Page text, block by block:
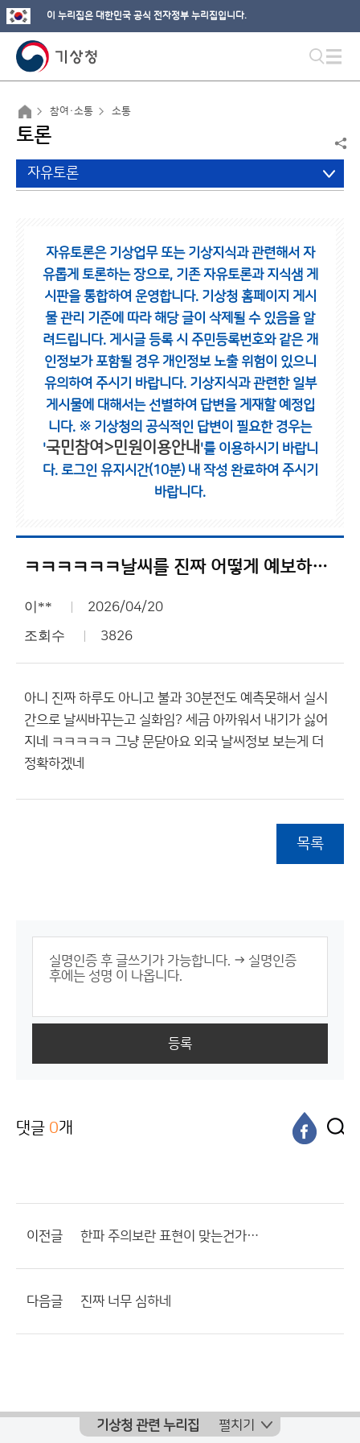
이 누리집은 대한민국 공식 전자정부 누리집입니다.
참여·소통 소통
토론
자유토론
자유토론은 기상업무 또는 기상지식과 관련해서 자
유롭게 토론하는 장으로, 기존 자유토론과 지식샘 게
시판을 통합하여 운영합니다. 기상청 홈페이지 게시
물 관리 기준에 따라 해당 글이 삭제될 수 있음을 알
려드립니다. 게시글 등록 시 주민등록번호와 같은 개
인정보가 포함될 경우 개인정보 노출 위험이 있으니
유의하여 주시기 바랍니다. 기상지식과 관련한 일부
게시물에 대해서는 선별하여 답변을 게재할 예정입
니다. ※ 기상청의 공식적인 답변이 필요한 경우는
'국민참여>민원이용안내 '를 이용하시기 바랍니
다. 로그인 유지시간(10분) 내 작성 완료하여 주시기
바랍니다.
ㅋㅋㅋㅋㅋㅋ날씨를 진짜 어떻게 예보하는거임?
이** 2026/04/20
조회수 3826
아니 진짜 하루도 아니고 불과 30분전도 예측못해서 실시
간으로 날씨바꾸는고 실화임? 세금 아까워서 내기가 싫어
지네 ㅋㅋㅋㅋㅋ 그냥 문닫아요 외국 날씨정보 보는게 더
정확하겠네
목록
등록
댓글 0개
이전글 한파 주의보란 표현이 맞는건가…
다음글 진짜 너무 심하네
기상청 관련 누리집 펼치기